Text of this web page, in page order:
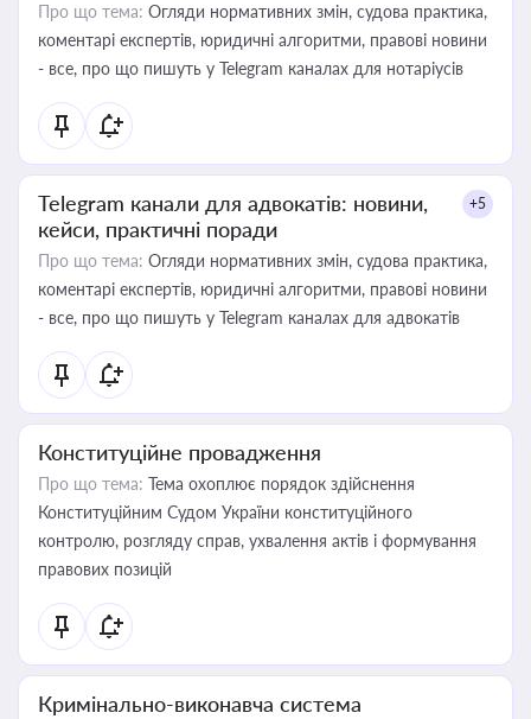
Про що тема: Огляди нормативних змін, судова практика,
коментарі експертів, юридичні алгоритми, правові новини
- все, про що пишуть у Telegram каналах для нотаріусів
Telegram канали для адвокатів: новини,
кейси, практичні поради
+5
Про що тема: Огляди нормативних змін, судова практика,
коментарі експертів, юридичні алгоритми, правові новини
- все, про що пишуть у Telegram каналах для адвокатів
Конституційне провадження
Про що тема: Тема охоплює порядок здійснення
Конституційним Судом України конституційного
контролю, розгляду справ, ухвалення актів і формування
правових позицій
Кримінально-виконавча система